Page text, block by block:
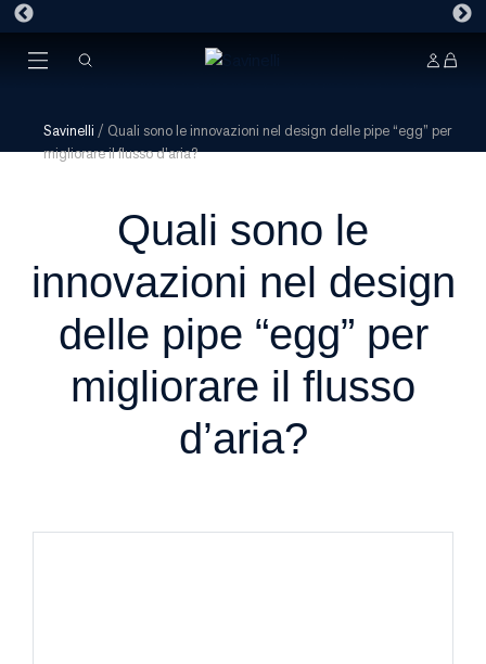
Savinelli / Quali sono le innovazioni nel design delle pipe “egg” per
migliorare il flusso d’aria?
Quali sono le
innovazioni nel design
delle pipe “egg” per
migliorare il flusso
d’aria?